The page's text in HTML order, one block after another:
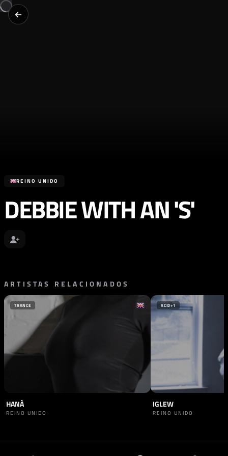
REINO UNIDO
DEBBIE WITH AN 'S'
ARTISTAS RELACIONADOS
TRANCE
HANÀ
REINO UNIDO
ACID+1
IGLEW
REINO UNIDO